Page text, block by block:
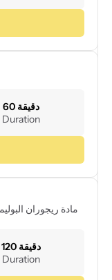
60 دقيقة
Duration
120 دقيقة
Duration